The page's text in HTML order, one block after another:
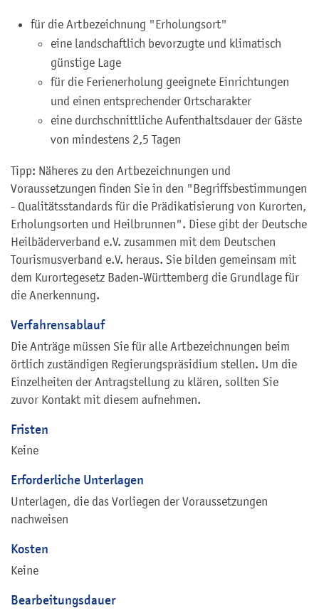
für die Artbezeichnung "Erholungsort"
eine landschaftlich bevorzugte und klimatisch
günstige Lage
für die Ferienerholung geeignete Einrichtungen
und einen entsprechender Ortscharakter
eine durchschnittliche Aufenthaltsdauer der Gäste
von mindestens 2,5 Tagen
Tipp: Näheres zu den Artbezeichnungen und
Voraussetzungen finden Sie in den "Begriffsbestimmungen
- Qualitätsstandards für die Prädikatisierung von Kurorten,
Erholungsorten und Heilbrunnen". Diese gibt der Deutsche
Heilbäderverband e.V. zusammen mit dem Deutschen
Tourismusverband e.V. heraus. Sie bilden gemeinsam mit
dem Kurortegesetz Baden-Württemberg die Grundlage für
die Anerkennung.
Verfahrensablauf
Die Anträge müssen Sie für alle Artbezeichnungen beim
örtlich zuständigen Regierungspräsidium stellen. Um die
Einzelheiten der Antragstellung zu klären, sollten Sie
zuvor Kontakt mit diesem aufnehmen.
Fristen
Keine
Erforderliche Unterlagen
Unterlagen, die das Vorliegen der Voraussetzungen
nachweisen
Kosten
Keine
Bearbeitungsdauer